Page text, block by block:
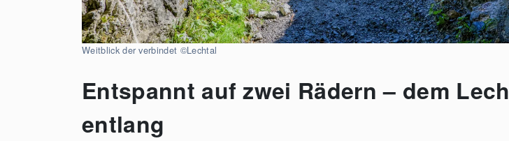
Weitblick der verbindet ©Lechtal
Entspannt auf zwei Rädern – dem Lech
entlang